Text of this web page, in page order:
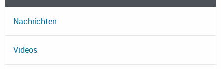
Nachrichten
Videos